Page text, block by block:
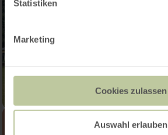
Statistiken
Marketing
Cookies zulassen
Auswahl erlauben